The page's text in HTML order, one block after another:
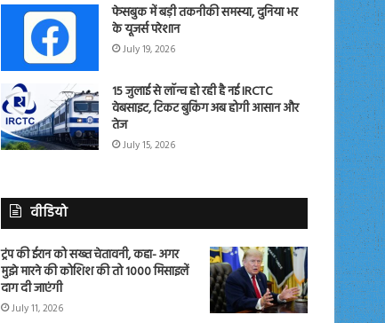
फेसबुक में बड़ी तकनीकी समस्या, दुनिया भर
के यूजर्स परेशान
July 19, 2026
15 जुलाई से लॉन्च हो रही है नई IRCTC
वेबसाइट, टिकट बुकिंग अब होगी आसान और
तेज
July 15, 2026
वीडियो
ट्रंप की ईरान को सख्त चेतावनी, कहा- अगर
मुझे मारने की कोशिश की तो 1000 मिसाइलें
दाग दी जाएंगी
July 11, 2026